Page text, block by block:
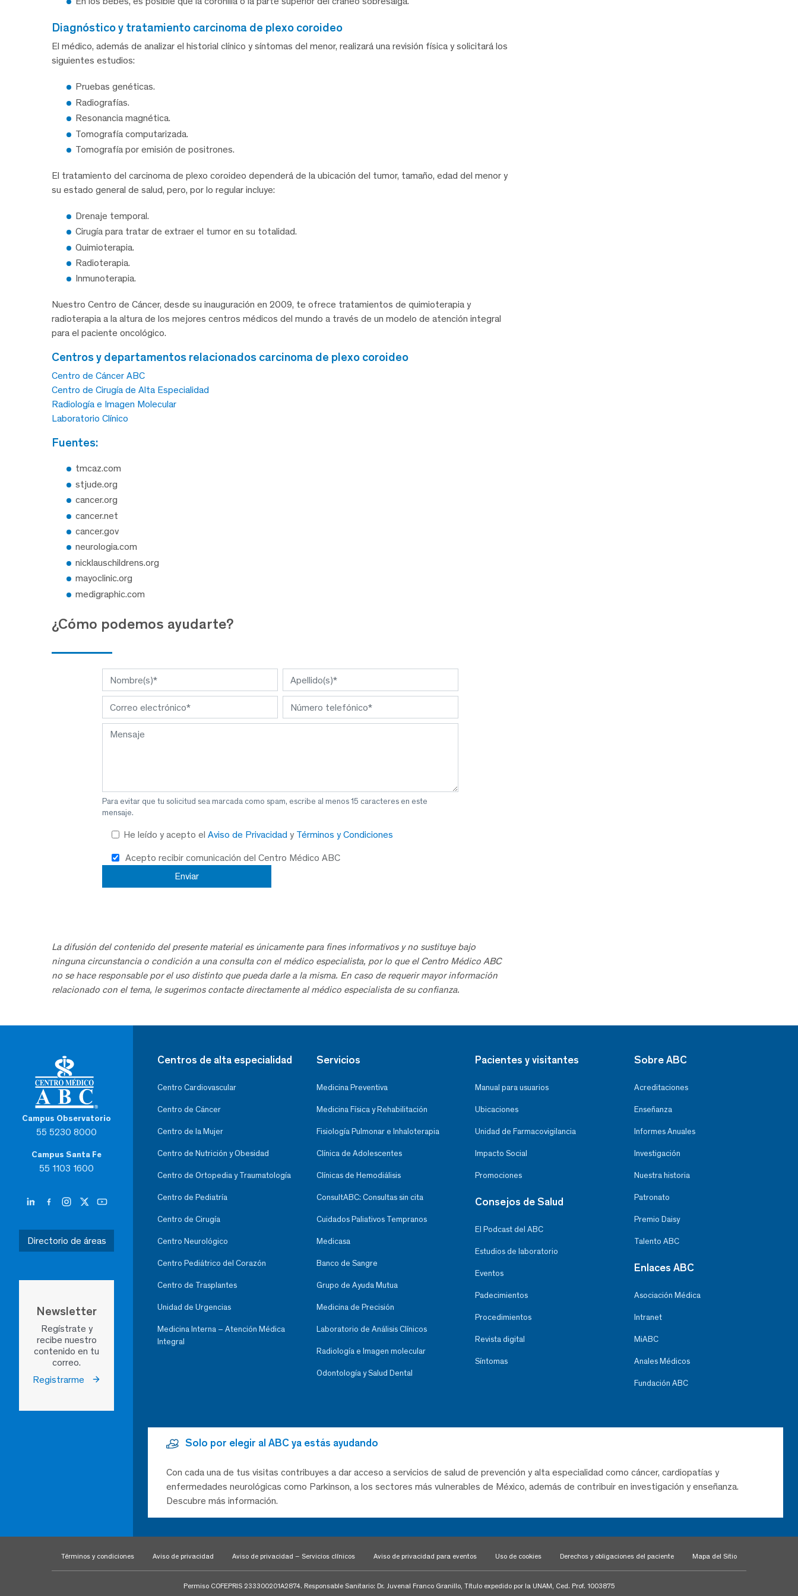
diagnóstico y tratamiento carcinoma de plexo coroideo
El médico, además de analizar el historial clínico y síntomas del menor, realizará una revisión física y solicitará los
siguientes estudios:
Pruebas genéticas.
Radiografías.
Resonancia magnética.
Tomografía computarizada.
Tomografía por emisión de positrones.
El tratamiento del carcinoma de plexo coroideo dependerá de la ubicación del tumor, tamaño, edad del menor y
su estado general de salud, pero, por lo regular incluye:
Drenaje temporal.
Cirugía para tratar de extraer el tumor en su totalidad.
Quimioterapia.
Radioterapia.
Inmunoterapia.
Nuestro Centro de Cáncer, desde su inauguración en 2009, te ofrece tratamientos de quimioterapia y
radioterapia a la altura de los mejores centros médicos del mundo a través de un modelo de atención integral
para el paciente oncológico.
centros y departamentos relacionados carcinoma de plexo coroideo
Centro de Cáncer ABC
Centro de Cirugía de Alta Especialidad
Radiología e Imagen Molecular
Laboratorio Clínico
fuentes:
tmcaz.com
stjude.org
cancer.org
cancer.net
cancer.gov
neurologia.com
nicklauschildrens.org
mayoclinic.org
medigraphic.com
¿Cómo podemos ayudarte?
Para evitar que tu solicitud sea marcada como spam, escribe al menos 15 caracteres en este
mensaje.
He leído y acepto el Aviso de Privacidad y Términos y Condiciones
Acepto recibir comunicación del Centro Médico ABC
La difusión del contenido del presente material es únicamente para fines informativos y no sustituye bajo
ninguna circunstancia o condición a una consulta con el médico especialista, por lo que el Centro Médico ABC
no se hace responsable por el uso distinto que pueda darle a la misma. En caso de requerir mayor información
relacionado con el tema, le sugerimos contacte directamente al médico especialista de su confianza.
Campus Observatorio
55 5230 8000
Campus Santa Fe
55 1103 1600
Directorio de áreas
Newsletter
Regístrate y
recibe nuestro
contenido en tu
correo.
Registrarme
Centros de alta especialidad
Centro Cardiovascular
Centro de Cáncer
Centro de la Mujer
Centro de Nutrición y Obesidad
Centro de Ortopedia y Traumatología
Centro de Pediatría
Centro de Cirugía
Centro Neurológico
Centro Pediátrico del Corazón
Centro de Trasplantes
Unidad de Urgencias
Medicina Interna – Atención Médica
Integral
Servicios
Medicina Preventiva
Medicina Física y Rehabilitación
Fisiología Pulmonar e Inhaloterapia
Clínica de Adolescentes
Clínicas de Hemodiálisis
ConsultABC: Consultas sin cita
Cuidados Paliativos Tempranos
Medicasa
Banco de Sangre
Grupo de Ayuda Mutua
Medicina de Precisión
Laboratorio de Análisis Clínicos
Radiología e Imagen molecular
Odontología y Salud Dental
Pacientes y visitantes
Manual para usuarios
Ubicaciones
Unidad de Farmacovigilancia
Impacto Social
Promociones
Consejos de Salud
El Podcast del ABC
Estudios de laboratorio
Eventos
Padecimientos
Procedimientos
Revista digital
Síntomas
Sobre ABC
Acreditaciones
Enseñanza
Informes Anuales
Investigación
Nuestra historia
Patronato
Premio Daisy
Talento ABC
Enlaces ABC
Asociación Médica
Intranet
MiABC
Anales Médicos
Fundación ABC
Solo por elegir al ABC ya estás ayudando
Con cada una de tus visitas contribuyes a dar acceso a servicios de salud de prevención y alta especialidad como cáncer, cardiopatías y
enfermedades neurológicas como Parkinson, a los sectores más vulnerables de México, además de contribuir en investigación y enseñanza.
Descubre más información.
Términos y condiciones Aviso de privacidad Aviso de privacidad – Servicios clínicos Aviso de privacidad para eventos Uso de cookies Derechos y obligaciones del paciente Mapa del Sitio
Permiso COFEPRIS 233300201A2874. Responsable Sanitario: Dr. Juvenal Franco Granillo, Título expedido por la UNAM, Ced. Prof. 1003875